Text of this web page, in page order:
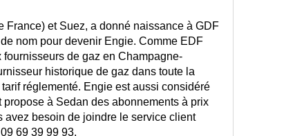
France) et Suez, a donné naissance à GDF
nom pour devenir Engie. Comme EDF
de gaz en Champagne-
historique de gaz dans toute la
réglementé. Engie est aussi considéré
à Sedan des abonnements à prix
avez besoin de joindre le service client
69 39 99 93.